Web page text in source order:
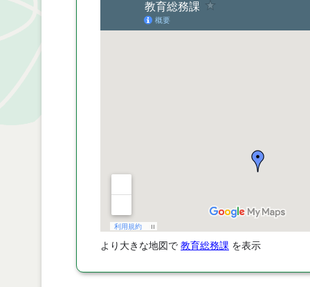
より大きな地図で 教育総務課 を表示